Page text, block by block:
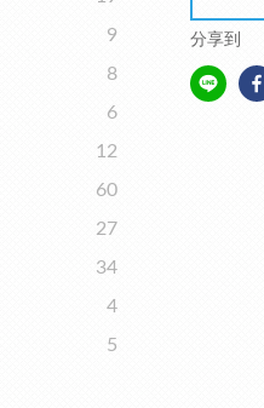
9
8
6
12
60
27
34
4
5
分享到